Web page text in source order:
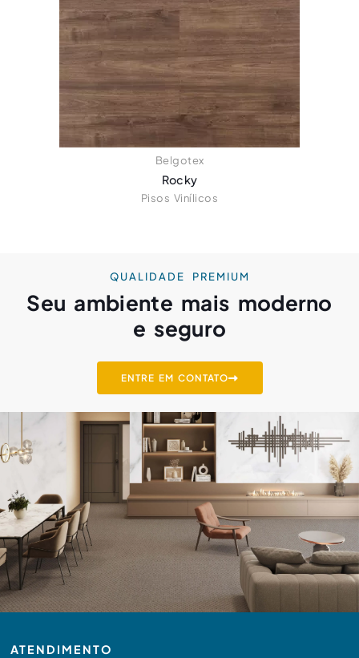
Belgotex
Rocky
Pisos Vinílicos
QUALIDADE PREMIUM
Seu ambiente mais moderno
e seguro
ENTRE EM CONTATO
ATENDIMENTO